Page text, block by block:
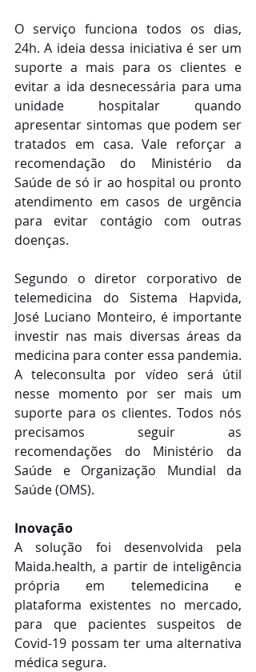
O serviço funciona todos os dias,
24h. A ideia dessa iniciativa é ser um
suporte a mais para os clientes e
evitar a ida desnecessária para uma
unidade hospitalar quando
apresentar sintomas que podem ser
tratados em casa. Vale reforçar a
recomendação do Ministério da
Saúde de só ir ao hospital ou pronto
atendimento em casos de urgência
para evitar contágio com outras
doenças.
Segundo o diretor corporativo de
telemedicina do Sistema Hapvida,
José Luciano Monteiro, é importante
investir nas mais diversas áreas da
medicina para conter essa pandemia.
A teleconsulta por vídeo será útil
nesse momento por ser mais um
suporte para os clientes. Todos nós
precisamos seguir as
recomendações do Ministério da
Saúde e Organização Mundial da
Saúde (OMS).
Inovação
A solução foi desenvolvida pela
Maida.health, a partir de inteligência
própria em telemedicina e
plataforma existentes no mercado,
para que pacientes suspeitos de
Covid-19 possam ter uma alternativa
médica segura.